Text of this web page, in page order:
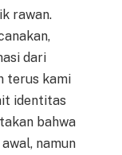
rawan.
dari
terus kami
identitas
bahwa
namun